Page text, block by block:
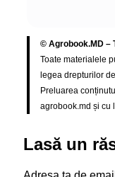
© Agrobook.MD –
Toate materialele
legea drepturilor
Preluarea
agrobook.md și cu
Lasă un